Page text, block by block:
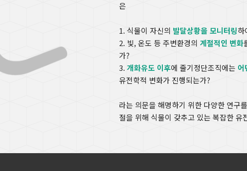
은
1. 식물이 자신의 발달상황을 모니터링하
2. 빛, 온도 등 주변환경의 계절적인 변화
가?
3. 개화유도 이후에 줄기정단조직에는 어
유전학적 변화가 진행되는가?
라는 의문을 해명하기 위한 다양한 연구
절을 위해 식물이 갖추고 있는 복잡한